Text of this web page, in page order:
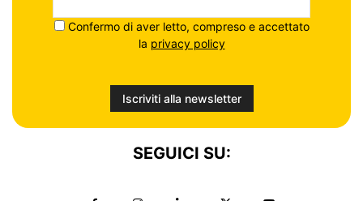
Confermo di aver letto, compreso e accettato
la privacy policy
SEGUICI SU: